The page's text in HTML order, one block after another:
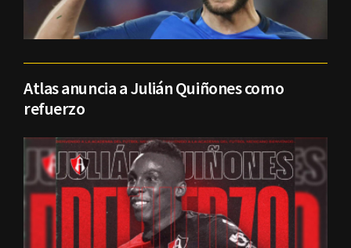
Atlas anuncia a Julián Quiñones como
refuerzo